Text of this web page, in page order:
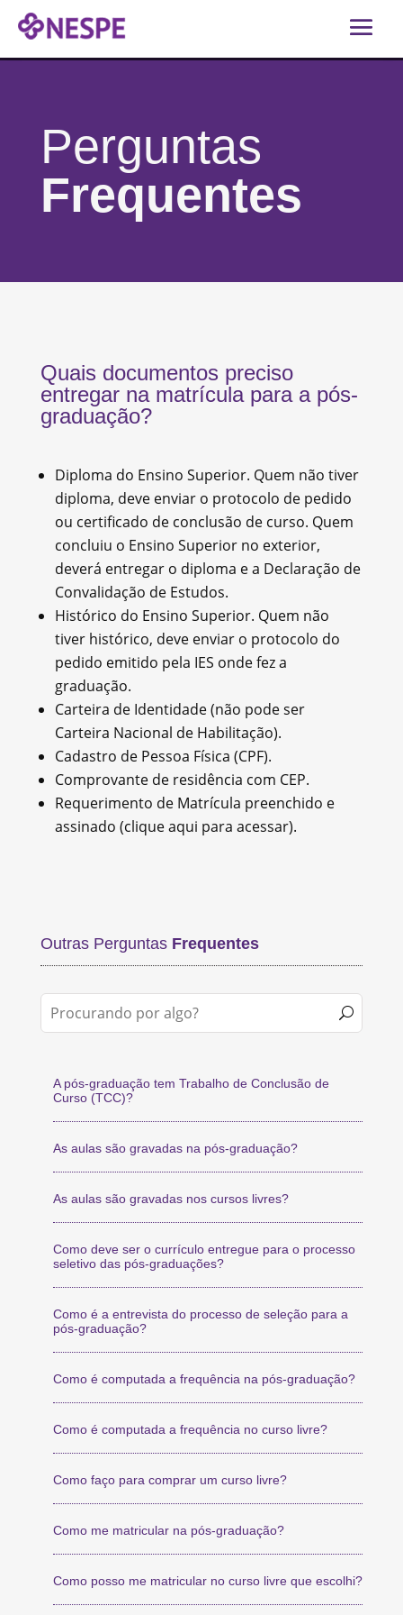
Perguntas
Frequentes
Quais documentos preciso
entregar na matrícula para a pós-
graduação?
Diploma do Ensino Superior. Quem não tiver
diploma, deve enviar o protocolo de pedido
ou certificado de conclusão de curso. Quem
concluiu o Ensino Superior no exterior,
deverá entregar o diploma e a Declaração de
Convalidação de Estudos.
Histórico do Ensino Superior. Quem não
tiver histórico, deve enviar o protocolo do
pedido emitido pela IES onde fez a
graduação.
Carteira de Identidade (não pode ser
Carteira Nacional de Habilitação).
Cadastro de Pessoa Física (CPF).
Comprovante de residência com CEP.
Requerimento de Matrícula preenchido e
assinado (clique aqui para acessar).
Outras Perguntas Frequentes
A pós-graduação tem Trabalho de Conclusão de
Curso (TCC)?
As aulas são gravadas na pós-graduação?
As aulas são gravadas nos cursos livres?
Como deve ser o currículo entregue para o processo
seletivo das pós-graduações?
Como é a entrevista do processo de seleção para a
pós-graduação?
Como é computada a frequência na pós-graduação?
Como é computada a frequência no curso livre?
Como faço para comprar um curso livre?
Como me matricular na pós-graduação?
Como posso me matricular no curso livre que escolhi?